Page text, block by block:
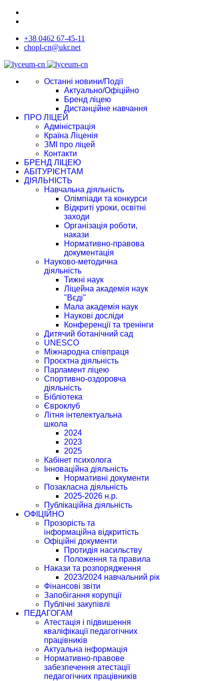
+38 0462 67-45-11
chopl-cn@ukr.net
Останні новини/Події
Актуально/Офіційно
Бренд ліцею
Дистанційне навчання
ПРО ЛІЦЕЙ
Адміністрація
Країна Ліценія
ЗМІ про ліцей
Контакти
БРЕНД ЛІЦЕЮ
АБІТУРІЄНТАМ
ДІЯЛЬНІСТЬ
Навчальна діяльність
Олімпіади та конкурси
Відкриті уроки, освітні
заходи
Організація роботи,
накази
Нормативно-правова
документація
Науково-методична
діяльність
Тижні наук
Ліцейна академія наук
"Вєді"
Мала академія наук
Наукові досліди
Конференції та тренінги
Дитячий ботанічний сад
UNESCO
Міжнародна співпраця
Проєктна діяльність
Парламент ліцею
Спортивно-оздоровча
діяльність
Бібліотека
Євроклуб
Літня інтелектуальна
школа
2024
2023
2025
Кабінет психолога
Інноваційна діяльність
Нормативні документи
Позакласна діяльність
2025-2026 н.р.
Публікаційна діяльність
ОФІЦІЙНО
Прозорість та
інформаційна відкритість
Офіційні документи
Протидія насильству
Положення та правила
Накази та розпорядження
2023/2024 навчальний рік
Фінансові звіти
Запобігання корупції
Публічні закупівлі
ПЕДАГОГАМ
Атестація і підвишення
кваліфікації педагогічних
працівників
Актуальна інформація
Нормативно-правове
забезпечення атестації
педагогічних працівників